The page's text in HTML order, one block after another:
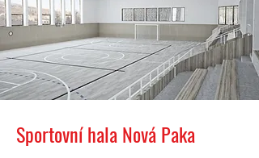
Sportovní hala Nová Paka